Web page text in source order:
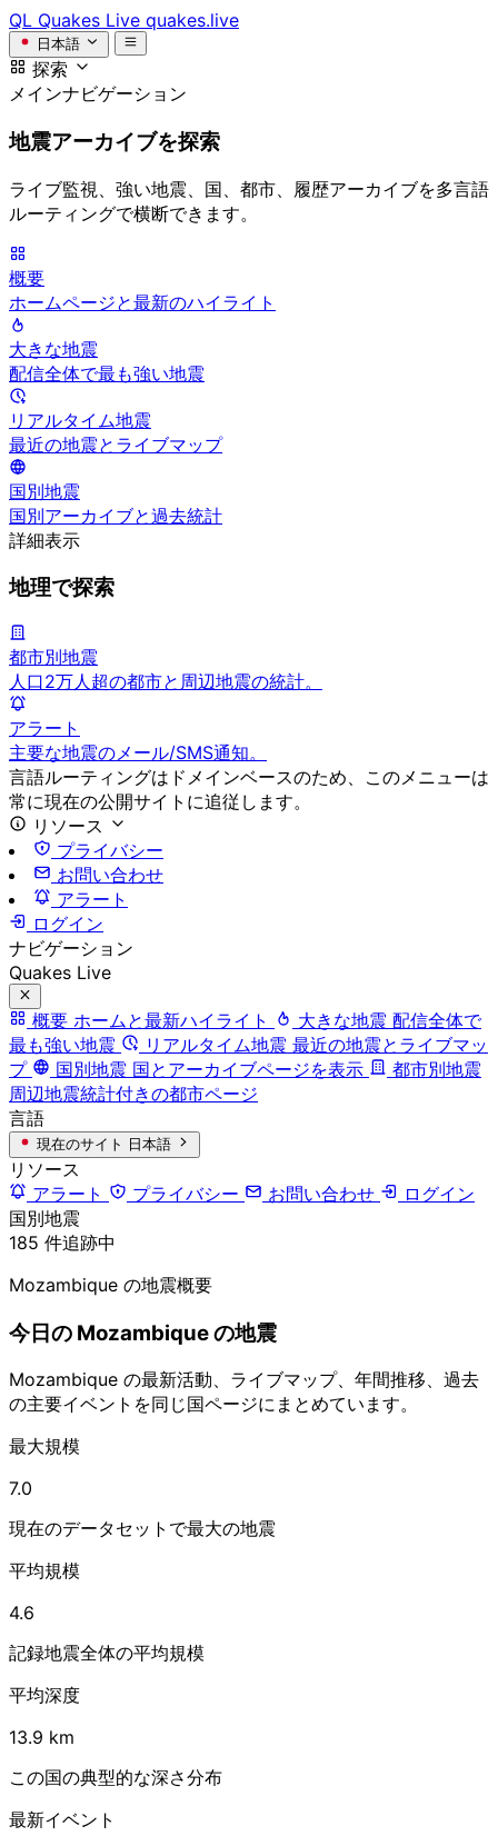
QL Quakes Live quakes.live
日本語
探索
メインナビゲーション
地震アーカイブを探索
ライブ監視、強い地震、国、都市、履歴アーカイブを多言語
ルーティングで横断できます。
概要
ホームページと最新のハイライト
大きな地震
配信全体で最も強い地震
リアルタイム地震
最近の地震とライブマップ
国別地震
国別アーカイブと過去統計
詳細表示
地理で探索
都市別地震
人口2万人超の都市と周辺地震の統計。
アラート
主要な地震のメール/SMS通知。
言語ルーティングはドメインベースのため、このメニューは
常に現在の公開サイトに追従します。
リソース
プライバシー
お問い合わせ
アラート
ログイン
ナビゲーション
Quakes Live
概要 ホームと最新ハイライト 大きな地震 配信全体で
最も強い地震
リアルタイム地震 最近の地震とライブマッ
プ
国別地震 国とアーカイブページを表示
都市別地震
周辺地震統計付きの都市ページ
言語
現在のサイト 日本語
リソース
アラート
プライバシー お問い合わせ
ログイン
国別地震
185 件追跡中
Mozambique の地震概要
今日の Mozambique の地震
Mozambique の最新活動、ライブマップ、年間推移、過去
の主要イベントを同じ国ページにまとめています。
最大規模
7.0
現在のデータセットで最大の地震
平均規模
4.6
記録地震全体の平均規模
平均深度
13.9 km
この国の典型的な深さ分布
最新イベント